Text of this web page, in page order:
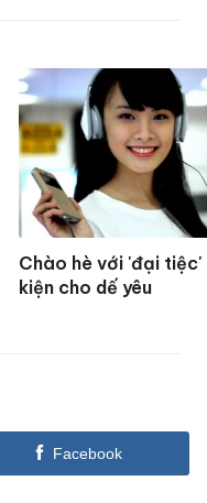
Chào hè với 'đại tiệc'
kiện cho dế yêu
Facebook